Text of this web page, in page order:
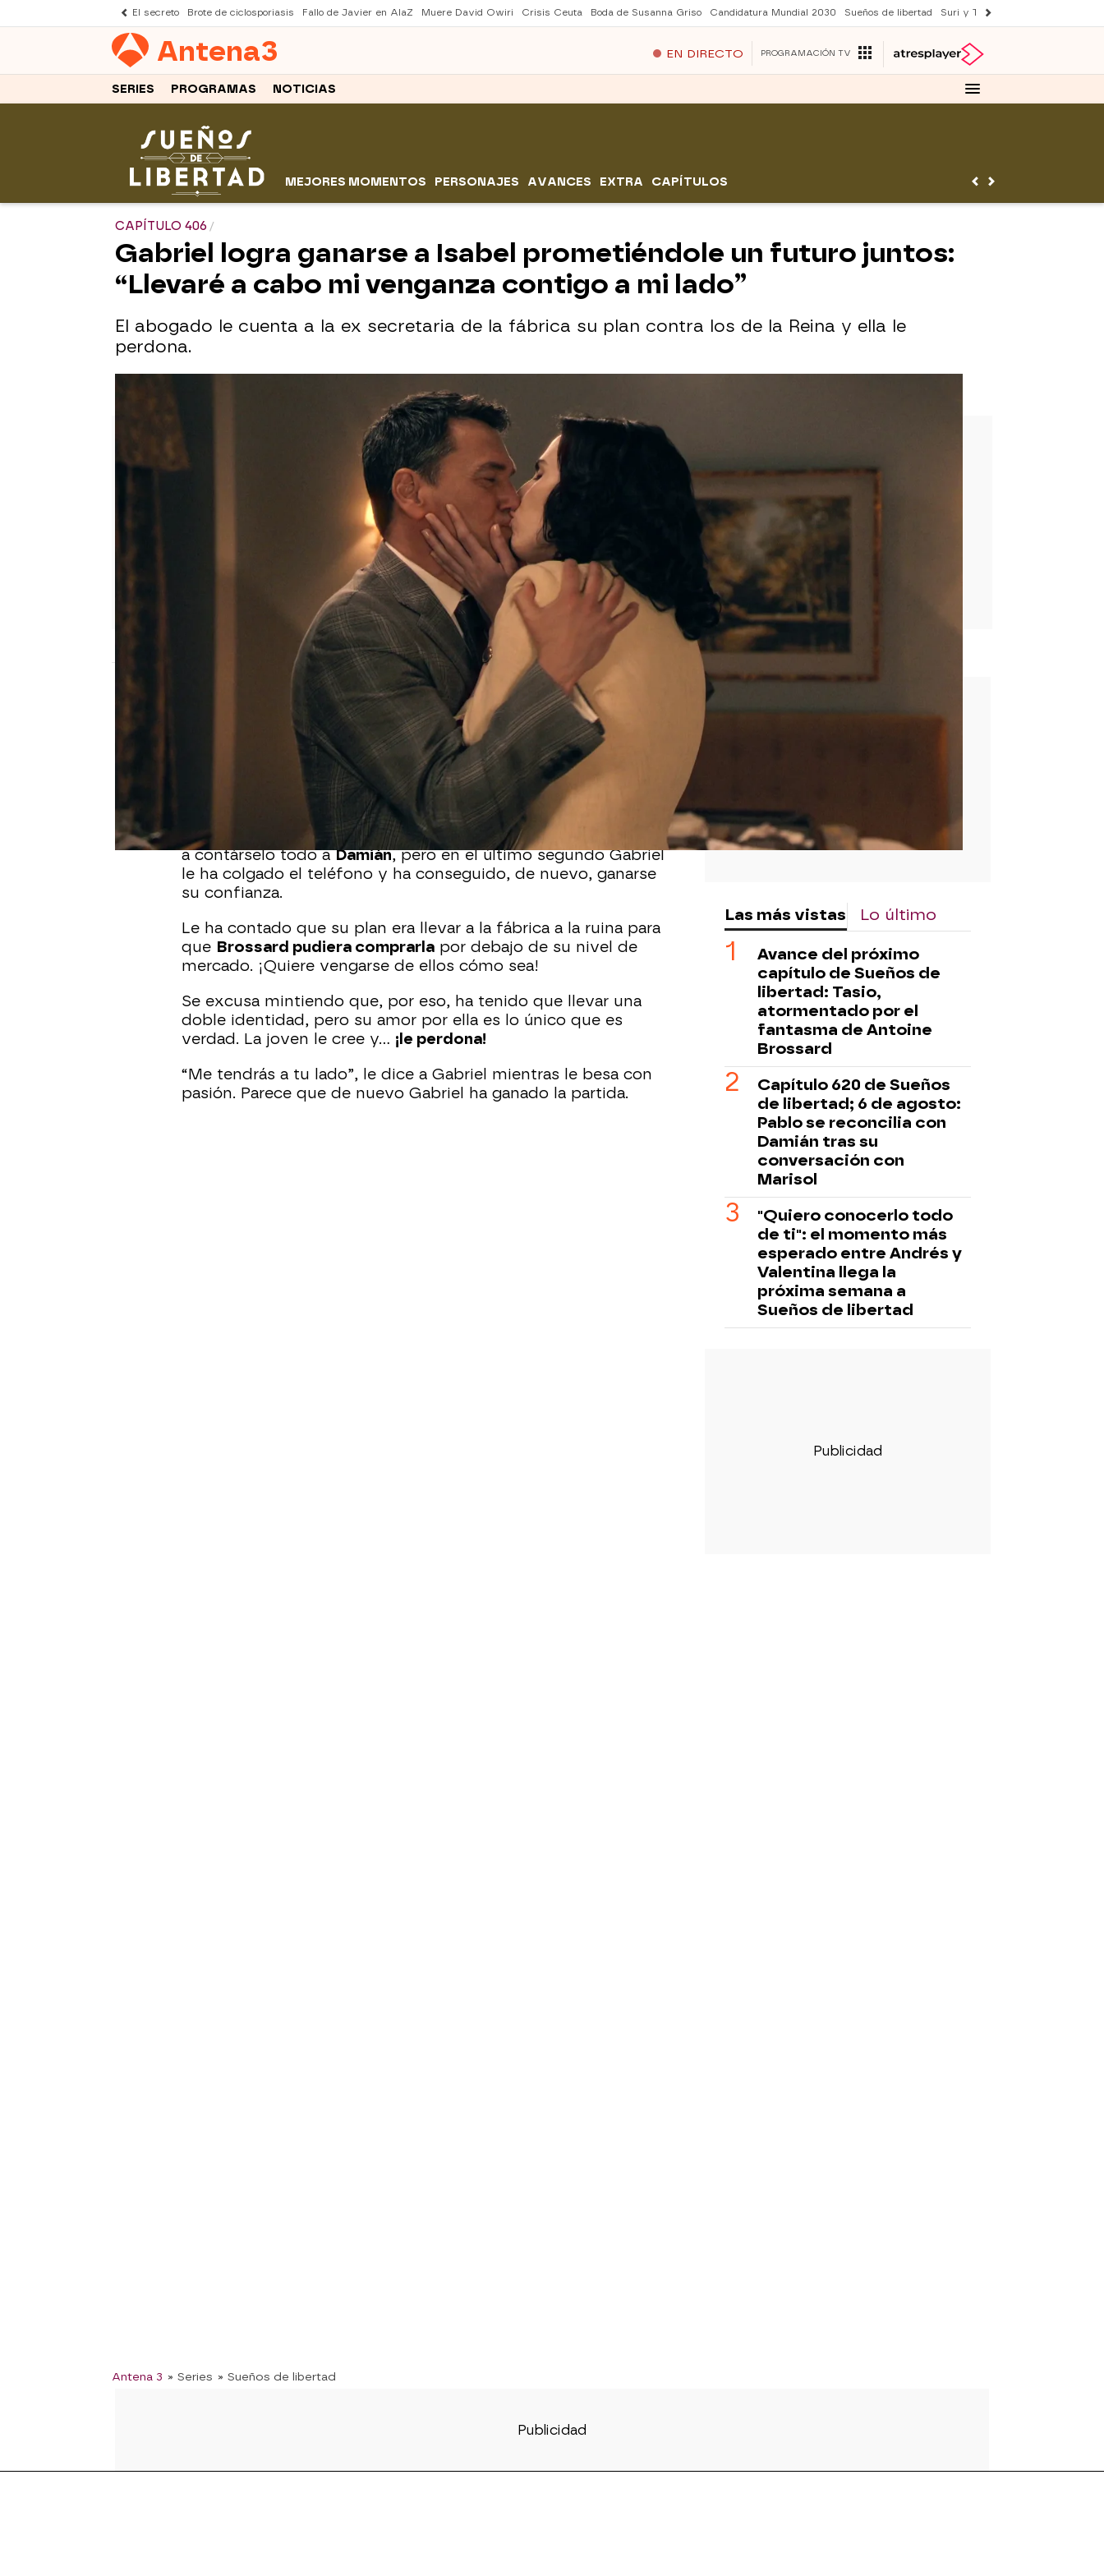
El secreto Brote de ciclosporiasis Fallo de Javier en AlaZ Muere David Owiri Crisis Ceuta Boda de Susanna Griso Candidatura Mundial 2030 Sueños de libertad Suri y Tom Cruise
Antena3 EN DIRECTO PROGRAMACIÓN TV
SERIES PROGRAMAS NOTICIAS
MEJORES MOMENTOS PERSONAJES AVANCES EXTRA CAPÍTULOS
CAPÍTULO 406
Gabriel logra ganarse a Isabel prometiéndole un futuro juntos:
“Llevaré a cabo mi venganza contigo a mi lado”
El abogado le cuenta a la ex secretaria de la fábrica su plan contra los de la Reina y ella le
perdona.
Isabel descubre el plan de Gabriel y llama a casa de la Reina para denunciarle... ¿lo hará?
Julia Zapata López
02 de octubre de 2025, 16:20
Whatsapp Flipboard
ha estado a punto de ser descubierto por su familia.
ya sabe que su prometido es en realidad Gabriel De la
a punto de delatarlo
ante su familia.
Cansada de sus mentiras, ha descolgado el teléfono dispuesto
a contárselo todo aDamián, pero en el último segundo Gabriel
le ha colgado el teléfono y ha conseguido, de nuevo, ganarse
su confianza.
Le ha contado que su plan era llevar a la fábrica a la ruina para
que Brossard pudiera comprarla por debajo de su nivel de
mercado. ¡Quiere vengarse de ellos cómo sea!
Se excusa mintiendo que, por eso, ha tenido que llevar una
doble identidad, pero su amor por ella es lo único que es
verdad. La joven le cree y… ¡le perdona!
“Me tendrás a tu lado”, le dice a Gabriel mientras le besa con
pasión. Parece que de nuevo Gabriel ha ganado la partida.
Antena 3 » Series » Sueños de libertad
Las más vistas Lo último
Avance del próximo
capítulo de Sueños de
libertad: Tasio,
atormentado por el
fantasma de Antoine
Brossard
Capítulo 620 de Sueños
de libertad; 6 de agosto:
Pablo se reconcilia con
Damián tras su
conversación con
Marisol
"Quiero conocerlo todo
de ti": el momento más
esperado entre Andrés y
Valentina llega la
próxima semana a
Sueños de libertad